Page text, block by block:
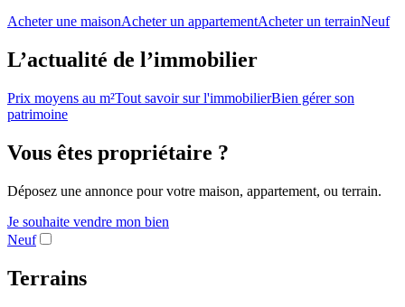
Acheter une maisonAcheter un appartementAcheter un terrainNeuf
L’actualité de l’immobilier
Prix moyens au m²Tout savoir sur l'immobilierBien gérer son
patrimoine
Vous êtes propriétaire ?
Déposez une annonce pour votre maison, appartement, ou terrain.
Je souhaite vendre mon bien
Neuf
Terrains